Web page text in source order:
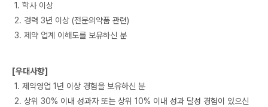
1. 학사 이상
2. 경력 3년 이상 (전문의약품 관련)
3. 제약 업계 이해도를 보유하신 분
[우대사항]
1. 제약영업 1년 이상 경험을 보유하신 분
2. 상위 30% 이내 성과자 또는 상위 10% 이내 성과 달성 경험이 있으신